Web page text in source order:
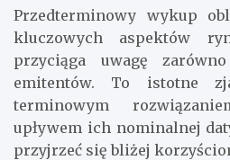
Przedterminowy wykup
kluczowych aspektów
przyciąga uwagę
emitentów. To istotne
terminowym
upływem ich nominalnej
przyjrzeć się bliżej